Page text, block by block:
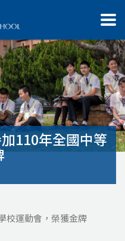
110年全國中等
校運動會，榮獲金牌